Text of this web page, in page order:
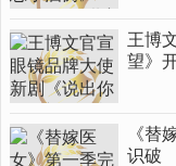
王博
望》
《替
识破